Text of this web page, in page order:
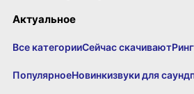
Актуальное
Все категорииСейчас скачивают
ПопулярноеНовинкизвуки для